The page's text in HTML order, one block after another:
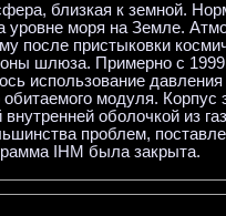
близкая к земной.
уровне моря на Земле.
после пристыковки
шлюза. Примерно с
использование
модуля. Корпус
оболочкой из
проблем,
IHM была закрыта.